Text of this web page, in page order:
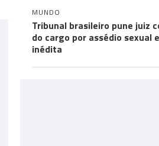
MUNDO
Tribunal brasileiro pune juiz
do cargo por assédio sexual
inédita